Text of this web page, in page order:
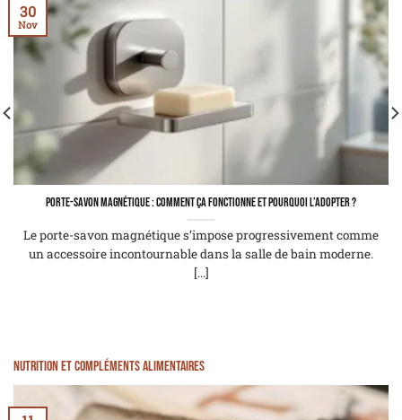
Porte-savon magnétique : comment ça fonctionne et pourquoi l’adopter ?
Le porte-savon magnétique s’impose progressivement comme
un accessoire incontournable dans la salle de bain moderne.
[...]
30
Nov
Nutrition et Compléments alimentaires